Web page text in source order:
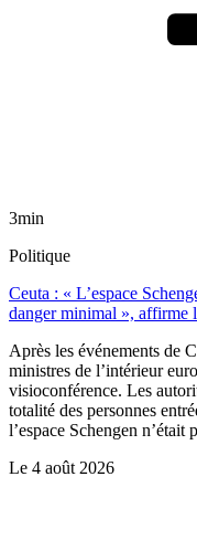
3min
Politique
Ceuta : « L’espace
danger minimal », affirme
Après les événements de
ministres de l’intérieur
visioconférence. Les
totalité des personnes
l’espace Schengen n’était
Le 4 août 2026